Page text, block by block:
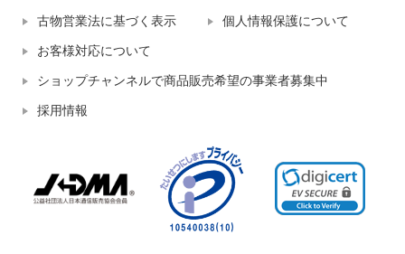
古物営業法に基づく表示 個人情報保護について
お客様対応について
ショップチャンネルで商品販売希望の事業者募集中
採用情報